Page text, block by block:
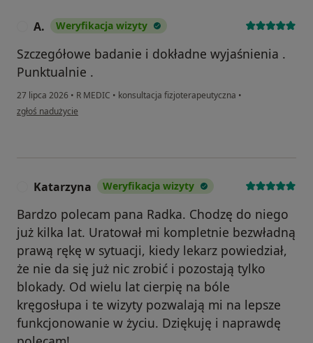
A. Weryfikacja wizyty
Szczegółowe badanie i dokładne wyjaśnienia .
Punktualnie .
27 lipca 2026 • R MEDIC • konsultacja fizjoterapeutyczna •
w opinii użytkownika A.
zgłoś nadużycie
Katarzyna Weryfikacja wizyty
Bardzo polecam pana Radka. Chodzę do niego
już kilka lat. Uratował mi kompletnie bezwładną
prawą rękę w sytuacji, kiedy lekarz powiedział,
że nie da się już nic zrobić i pozostają tylko
blokady. Od wielu lat cierpię na bóle
kręgosłupa i te wizyty pozwalają mi na lepsze
funkcjonowanie w życiu. Dziękuję i naprawdę